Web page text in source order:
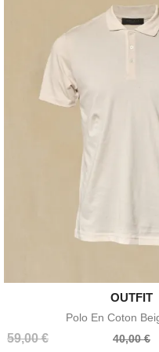
Aperçu
OUTFIT
Polo En Coton
59,00 €
Prix
40,00 €
Prix